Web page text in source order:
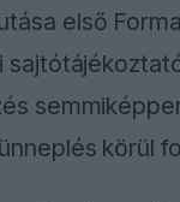
első
körül